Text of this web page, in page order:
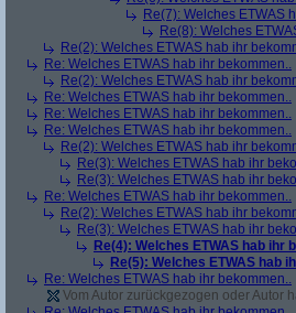
Re(7): Welches ETWAS
Re(8): Welches
Re(2): Welches ETWAS hab ihr
Re: Welches ETWAS hab ihr bekommen..
Re(2): Welches ETWAS hab ihr
Re: Welches ETWAS hab ihr bekommen..
Re: Welches ETWAS hab ihr bekommen..
Re: Welches ETWAS hab ihr bekommen..
Re(2): Welches ETWAS hab ihr
Re(3): Welches ETWAS hab ihr
Re(3): Welches ETWAS hab ihr
Re: Welches ETWAS hab ihr bekommen..
Re(2): Welches ETWAS hab ihr
Re(3): Welches ETWAS hab ihr
Re(4): Welches ETWAS hab ihr
Re(5): Welches ETWAS hab
Re: Welches ETWAS hab ihr bekommen..
Vom Autor zurückgezogen oder Autor